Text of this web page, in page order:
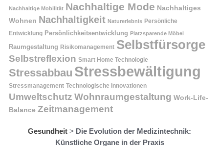
Nachhaltige Mobilität Nachhaltige Mode Nachhaltiges
Wohnen Nachhaltigkeit Naturerlebnis Persönliche
Entwicklung Persönlichkeitsentwicklung Platzsparende Möbel
Raumgestaltung Risikomanagement Selbstfürsorge
Selbstreflexion Smart Home Technologie
Stressabbau Stressbewältigung
Stressmanagement Technologische Innovationen
Umweltschutz Wohnraumgestaltung Work-Life-
Balance Zeitmanagement
Gesundheit > Die Evolution der Medizintechnik:
Künstliche Organe in der Praxis